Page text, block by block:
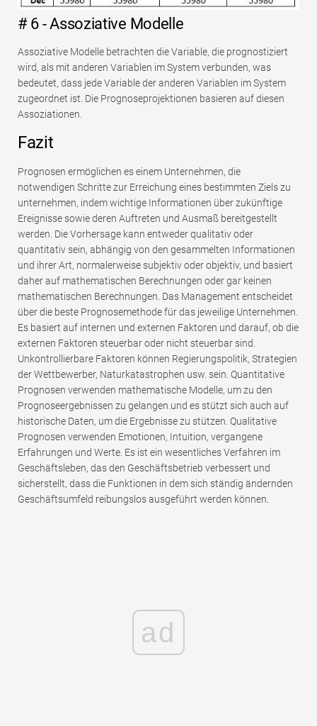
# 6 - Assoziative Modelle
Assoziative Modelle betrachten die Variable, die prognostiziert
wird, als mit anderen Variablen im System verbunden, was
bedeutet, dass jede Variable der anderen Variablen im System
zugeordnet ist. Die Prognoseprojektionen basieren auf diesen
Assoziationen.
Fazit
Prognosen ermöglichen es einem Unternehmen, die
notwendigen Schritte zur Erreichung eines bestimmten Ziels zu
unternehmen, indem wichtige Informationen über zukünftige
Ereignisse sowie deren Auftreten und Ausmaß bereitgestellt
werden. Die Vorhersage kann entweder qualitativ oder
quantitativ sein, abhängig von den gesammelten Informationen
und ihrer Art, normalerweise subjektiv oder objektiv, und basiert
daher auf mathematischen Berechnungen oder gar keinen
mathematischen Berechnungen. Das Management entscheidet
über die beste Prognosemethode für das jeweilige Unternehmen.
Es basiert auf internen und externen Faktoren und darauf, ob die
externen Faktoren steuerbar oder nicht steuerbar sind.
Unkontrollierbare Faktoren können Regierungspolitik, Strategien
der Wettbewerber, Naturkatastrophen usw. sein. Quantitative
Prognosen verwenden mathematische Modelle, um zu den
Prognoseergebnissen zu gelangen.und es stützt sich auch auf
historische Daten, um die Ergebnisse zu stützen. Qualitative
Prognosen verwenden Emotionen, Intuition, vergangene
Erfahrungen und Werte. Es ist ein wesentliches Verfahren im
Geschäftsleben, das den Geschäftsbetrieb verbessert und
sicherstellt, dass die Funktionen in dem sich ständig ändernden
Geschäftsumfeld reibungslos ausgeführt werden können.
ad